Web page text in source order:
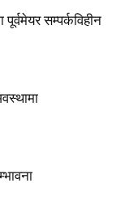
सम्पर्कविहीन